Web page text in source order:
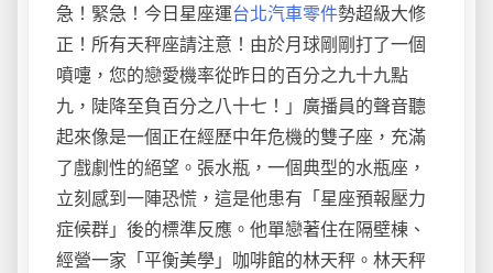
急！緊急！今日星座運台北汽車零件勢超級大修
正！所有天秤座請注意！由於月球剛剛打了一個
噴嚏，您的戀愛機率從昨日的百分之九十九點
九，陡降至負百分之八十七！」廣播員的聲音聽
起來像是一個正在經歷中年危機的雙子座，充滿
了戲劇性的絕望。張水瓶，一個典型的水瓶座，
立刻感到一陣恐慌，這是他患有「星座預報壓力
症候群」後的標準反應。他單戀著住在隔壁棟、
經營一家「平衡美學」咖啡館的林天秤。林天秤